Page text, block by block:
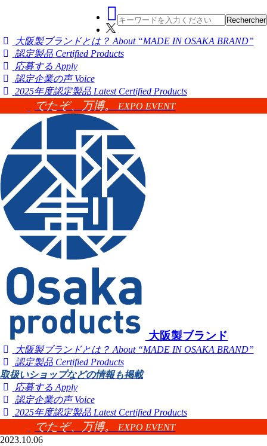
大阪製ブランドとは？ About “MADE IN OSAKA BRAND”
認定製品 Certified Products
応募する Apply
認定企業の声 Voice
2025年度認定製品 Latest Certified Products
でたぞ、万博。 EXPO EVENT
大阪製ブランド
大阪製ブランドとは？ About “MADE IN OSAKA BRAND”
認定製品 Certified Products
取扱いショップなどの情報も掲載
応募する Apply
認定企業の声 Voice
2025年度認定製品 Latest Certified Products
でたぞ、万博。
EXPO EVENT
2023.10.06